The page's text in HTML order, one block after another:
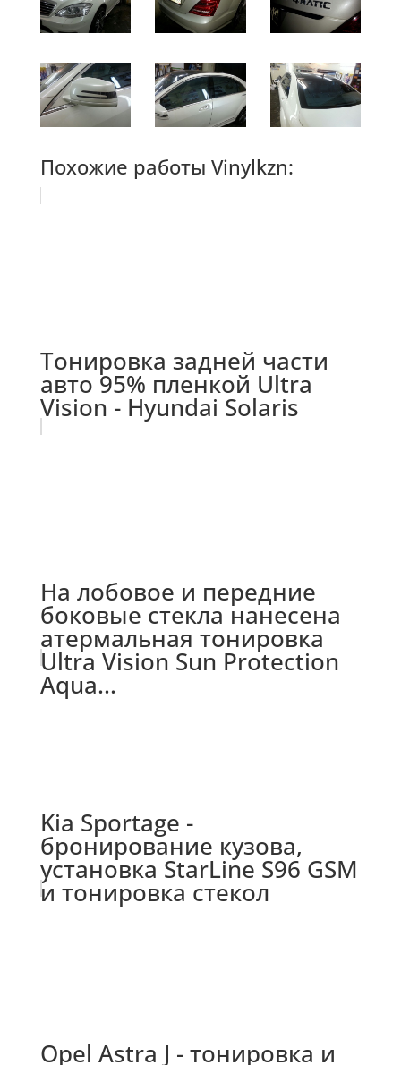
Похожие работы Vinylkzn:
Тонировка задней части
авто 95% пленкой Ultra
Vision - Hyundai Solaris
На лобовое и передние
боковые стекла нанесена
атермальная тонировка
Ultra Vision Sun Protection
Aqua...
Kia Sportage -
бронирование кузова,
установка StarLine S96 GSM
и тонировка стекол
Opel Astra J - тонировка и